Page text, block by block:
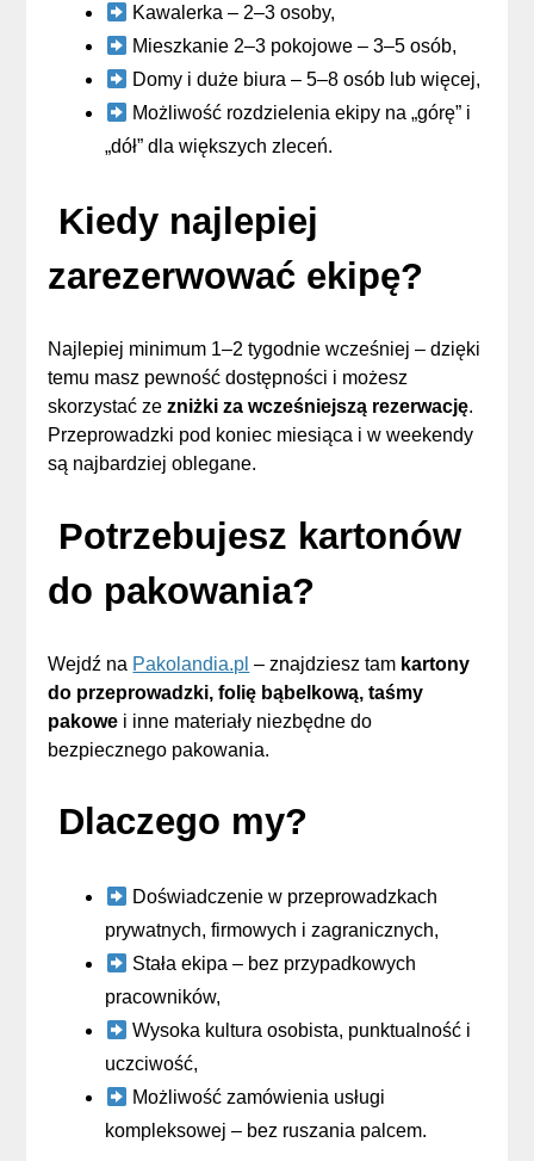
Kawalerka – 2–3 osoby,
Mieszkanie 2–3 pokojowe – 3–5 osób,
Domy i duże biura – 5–8 osób lub więcej,
Możliwość rozdzielenia ekipy na „górę” i
„dół” dla większych zleceń.
Kiedy najlepiej
zarezerwować ekipę?
Najlepiej minimum 1–2 tygodnie wcześniej – dzięki
temu masz pewność dostępności i możesz
skorzystać zezniżki za wcześniejszą rezerwację.
Przeprowadzki pod koniec miesiąca i w weekendy
są najbardziej oblegane.
Potrzebujesz kartonów
do pakowania?
Wejdź na Pakolandia.pl – znajdziesz tam kartony
do przeprowadzki, folię bąbelkową, taśmy
pakowe i inne materiały niezbędne do
bezpiecznego pakowania.
Dlaczego my?
Doświadczenie w przeprowadzkach
prywatnych, firmowych i zagranicznych,
Stała ekipa – bez przypadkowych
pracowników,
Wysoka kultura osobista, punktualność i
uczciwość,
Możliwość zamówienia usługi
kompleksowej – bez ruszania palcem.